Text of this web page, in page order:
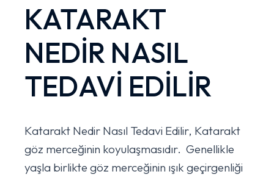
KATARAKT
NEDİR NASIL
TEDAVİ EDİLİR
Katarakt Nedir Nasıl Tedavi Edilir, Katarakt
göz merceğinin koyulaşmasıdır. Genellikle
yaşla birlikte göz merceğinin ışık geçirgenliği